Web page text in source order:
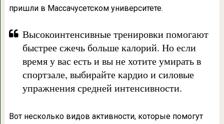
пришли в Массачусетском университете.
Высокоинтенсивные тренировки помогают
быстрее сжечь больше калорий. Но если
время у вас есть и вы не хотите умирать в
спортзале, выбирайте кардио и силовые
упражнения средней интенсивности.
Вот несколько видов активности, которые помогут